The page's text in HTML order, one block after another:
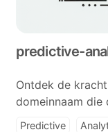
predictive-
Ontdek de
domeinnaam die
Predictive